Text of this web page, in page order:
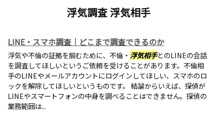
浮気調査 浮気相手
LINE・スマホ調査｜どこまで調査できるのか
浮気や不倫の証拠を掴むために、不倫・ 浮気相手とのLINEの会話
を調査してほしいというご依頼を受けることがあります。不倫相
手のLINEやメールアカウントにログインしてほしい、スマホのロ
ックを解除してほしいというものです。 結論からいえば、探偵が
LINEやスマートフォンの中身を調べることはできません。探偵の
業務範囲は...